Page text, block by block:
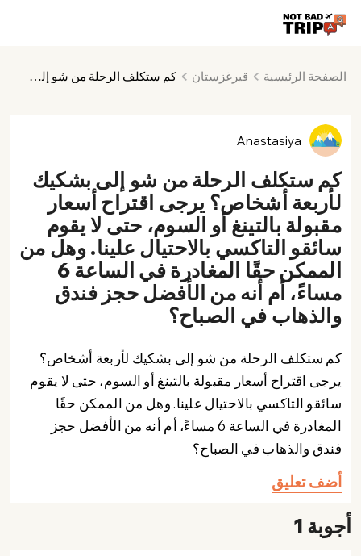
الصفحة الرئيسية قيرغزستان كم ستكلف الرحلة من شو إلى بشكيك لأربعة أشخاص؟ يرجى اقتراح أسعار مقبولة بالتينغ أو السوم، حتى لا يقوم سائقو التاكسي بالاحتيال علينا. وهل من الممكن حقًا المغادرة في الساعة 6 مساءً، أم أنه من الأفضل حجز فندق والذهاب في الصباح؟
Anastasiya
كم ستكلف الرحلة من شو إلى بشكيك
لأربعة أشخاص؟ يرجى اقتراح أسعار
مقبولة بالتينغ أو السوم، حتى لا يقوم
سائقو التاكسي بالاحتيال علينا. وهل من
الممكن حقًا المغادرة في الساعة 6
مساءً، أم أنه من الأفضل حجز فندق
والذهاب في الصباح؟
كم ستكلف الرحلة من شو إلى بشكيك لأربعة أشخاص؟
يرجى اقتراح أسعار مقبولة بالتينغ أو السوم، حتى لا يقوم
سائقو التاكسي بالاحتيال علينا. وهل من الممكن حقًا
المغادرة في الساعة 6 مساءً، أم أنه من الأفضل حجز
فندق والذهاب في الصباح؟
أضف تعليق
أجوبة 1